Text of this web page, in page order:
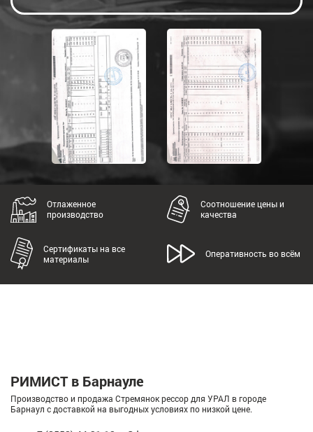
Отлаженное
производство
Соотношение цены и
качества
Сертификаты на все
материалы
Оперативность во всём
РИМИСТ в Барнауле
Производство и продажа Стремянок рессор для УРАЛ в городе
Барнаул с доставкой на выгодных условиях по низкой цене.